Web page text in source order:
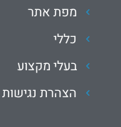
מפת אתר
כללי
בעלי מקצוע
הצהרת נגישות